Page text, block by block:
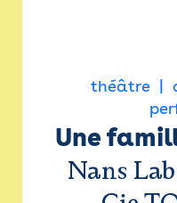
théâtre
Une
Nans